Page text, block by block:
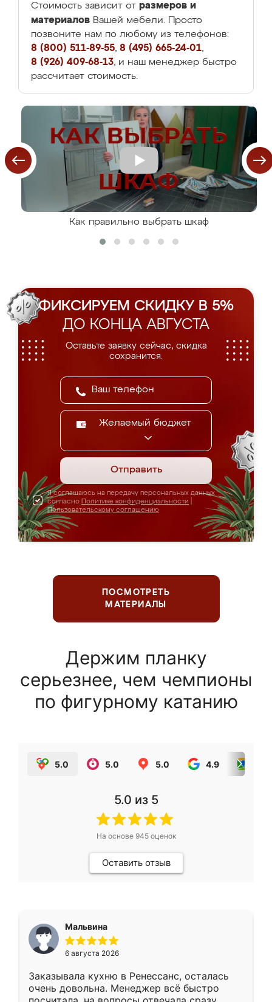
Стоимость зависит от размеров и
материалов Вашей мебели. Просто
позвоните нам по любому из телефонов:
8 (800) 511-89-55, 8 (495) 665-24-01,
8 (926) 409-68-13, и наш менеджер быстро
рассчитает стоимость.
Как правильно выбрать шкаф
ФИКСИРУЕМ СКИДКУ В 5%
ДО КОНЦА АВГУСТА
Оставьте заявку сейчас, скидка
сохранится.
Желаемый бюджет
Отправить
Я соглашаюсь на передачу персональных данных
согласно Политике конфиденциальности
Пользовательскому соглашению
ПОСМОТРЕТЬ
МАТЕРИАЛЫ
Держим планку
серьезнее, чем чемпионы
по фигурному катанию
5.0 5.0 5.0 4.9
5.0 из 5
На основе 945оценок
Оставить отзыв
Мальвина
6 августа 2026
Заказывала кухню в Ренессанс, осталась
очень довольна. Менеджер всё быстро